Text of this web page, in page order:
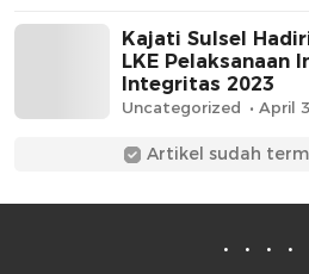
Kajati Sulsel
LKE Pelaksanaan
Integritas 2023
Uncategorized April
Artikel sudah